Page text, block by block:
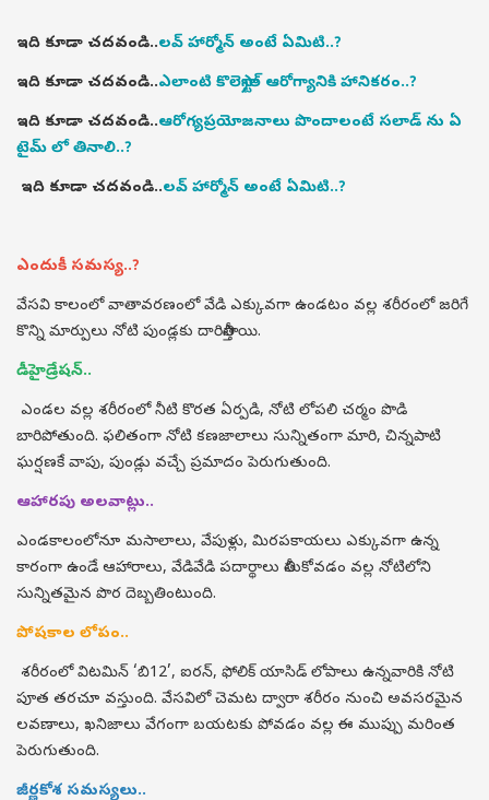
ఇది కూడా చదవండి..లవ్ హార్మోన్ అంటే ఏమిటి..?
ఇది కూడా చదవండి..ఎలాంటి కొలెస్ట్రాల్ ఆరోగ్యానికి హానికరం..?
ఇది కూడా చదవండి..ఆరోగ్యప్రయోజనాలు పొందాలంటే సలాడ్ ను ఏ
టైమ్ లో తినాలి..?
ఇది కూడా చదవండి..లవ్ హార్మోన్ అంటే ఏమిటి..?
ఎందుకీ సమస్య..?
వేసవి కాలంలో వాతావరణంలో వేడి ఎక్కువగా ఉండటం వల్ల శరీరంలో జరిగే
కొన్ని మార్పులు నోటి పుండ్లకు దారితీస్తాయి.
డీహైడ్రేషన్..
ఎండల వల్ల శరీరంలో నీటి కొరత ఏర్పడి, నోటి లోపలి చర్మం పొడి
బారిపోతుంది. ఫలితంగా నోటి కణజాలాలు సున్నితంగా మారి, చిన్నపాటి
ఘర్షణకే వాపు, పుండ్లు వచ్చే ప్రమాదం పెరుగుతుంది.
ఆహారపు అలవాట్లు..
ఎండకాలంలోనూ మసాలాలు, వేపుళ్లు, మిరపకాయలు ఎక్కువగా ఉన్న
కారంగా ఉండే ఆహారాలు, వేడివేడి పదార్థాలు తీసుకోవడం వల్ల నోటిలోని
సున్నితమైన పొర దెబ్బతింటుంది.
పోషకాల లోపం..
శరీరంలో విటమిన్ ‘బి12’, ఐరన్, ఫోలిక్ యాసిడ్ లోపాలు ఉన్నవారికి నోటి
పూత తరచూ వస్తుంది. వేసవిలో చెమట ద్వారా శరీరం నుంచి అవసరమైన
లవణాలు, ఖనిజాలు వేగంగా బయటకు పోవడం వల్ల ఈ ముప్పు మరింత
పెరుగుతుంది.
జీర్ణకోశ సమస్యలు..